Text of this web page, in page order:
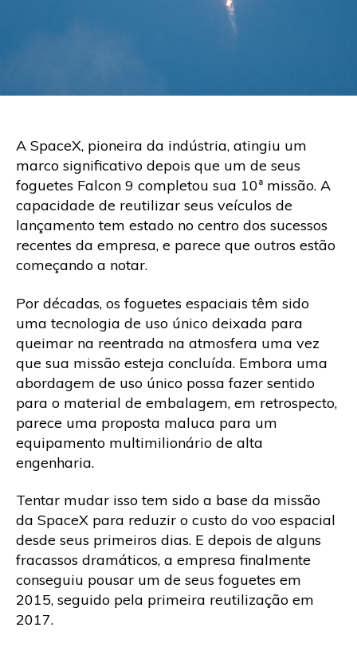
A SpaceX, pioneira da indústria, atingiu um
marco significativo depois que um de seus
foguetes Falcon 9 completou sua 10ª missão. A
capacidade de reutilizar seus veículos de
lançamento tem estado no centro dos sucessos
recentes da empresa, e parece que outros estão
começando a notar.
Por décadas, os foguetes espaciais têm sido
uma tecnologia de uso único deixada para
queimar na reentrada na atmosfera uma vez
que sua missão esteja concluída. Embora uma
abordagem de uso único possa fazer sentido
para o material de embalagem, em retrospecto,
parece uma proposta maluca para um
equipamento multimilionário de alta
engenharia.
Tentar mudar isso tem sido a base da missão
da SpaceX para reduzir o custo do voo espacial
desde seus primeiros dias. E depois de alguns
fracassos dramáticos, a empresa finalmente
conseguiu pousar um de seus foguetes em
2015, seguido pela primeira reutilização em
2017.